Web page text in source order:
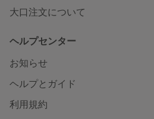
大口注文について
ヘルプセンター
お知らせ
ヘルプとガイド
利用規約